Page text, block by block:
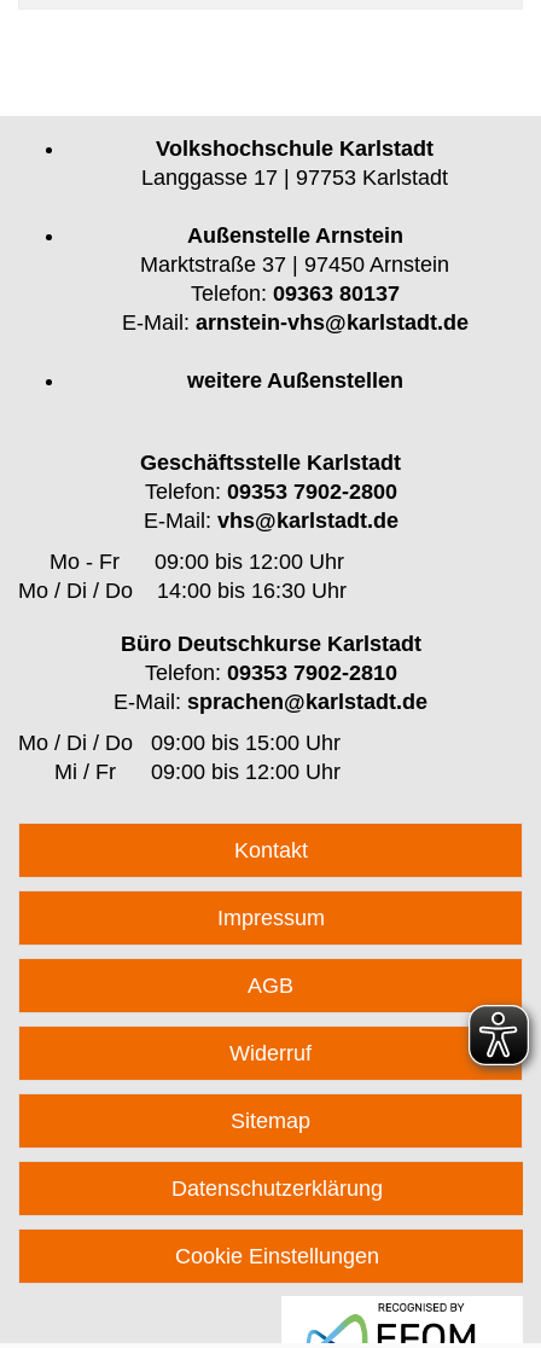
Volkshochschule Karlstadt
Langgasse 17 | 97753 Karlstadt
Außenstelle Arnstein
Marktstraße 37 | 97450 Arnstein
Telefon: 09363 80137
E-Mail: arnstein-vhs@karlstadt.de
weitere Außenstellen
Geschäftsstelle Karlstadt
Telefon: 09353 7902-2800
E-Mail: vhs@karlstadt.de
Mo - Fr
09:00 bis 12:00 Uhr
Mo / Di / Do
14:00 bis 16:30 Uhr
Büro Deutschkurse Karlstadt
Telefon: 09353 7902-2810
E-Mail: sprachen@karlstadt.de
Mo / Di / Do 09:00 bis 15:00 Uhr
Mi / Fr
09:00 bis 12:00 Uhr
Kontakt
Impressum
AGB
Widerruf
Sitemap
Datenschutzerklärung
Cookie Einstellungen